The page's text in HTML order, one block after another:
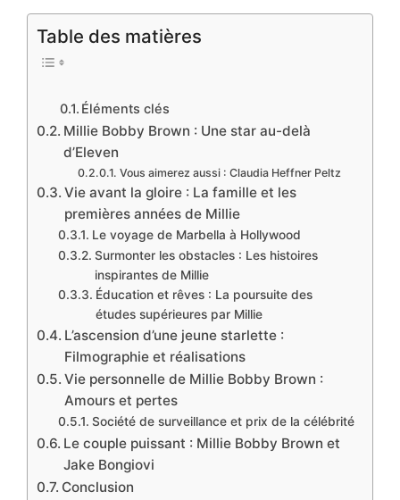
Table des matières
Éléments clés
Millie Bobby Brown : Une star au-delà
d’Eleven
Vous aimerez aussi : Claudia Heffner Peltz
Vie avant la gloire : La famille et les
premières années de Millie
Le voyage de Marbella à Hollywood
Surmonter les obstacles : Les histoires
inspirantes de Millie
Éducation et rêves : La poursuite des
études supérieures par Millie
L’ascension d’une jeune starlette :
Filmographie et réalisations
Vie personnelle de Millie Bobby Brown :
Amours et pertes
Société de surveillance et prix de la célébrité
Le couple puissant : Millie Bobby Brown et
Jake Bongiovi
Conclusion